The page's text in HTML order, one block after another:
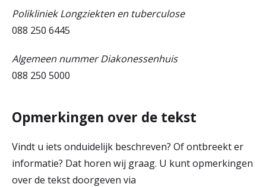
Polikliniek Longziekten en tuberculose
088 250 6445
Algemeen nummer Diakonessenhuis
088 250 5000
Opmerkingen over de tekst
Vindt u iets onduidelijk beschreven? Of ontbreekt er
informatie? Dat horen wij graag. U kunt opmerkingen
over de tekst doorgeven via